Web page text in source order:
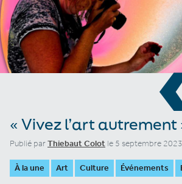
« Vivez l’art autrement
Publié parThiebaut Colot le 5 septembre 2023
À la une Art Culture Événements